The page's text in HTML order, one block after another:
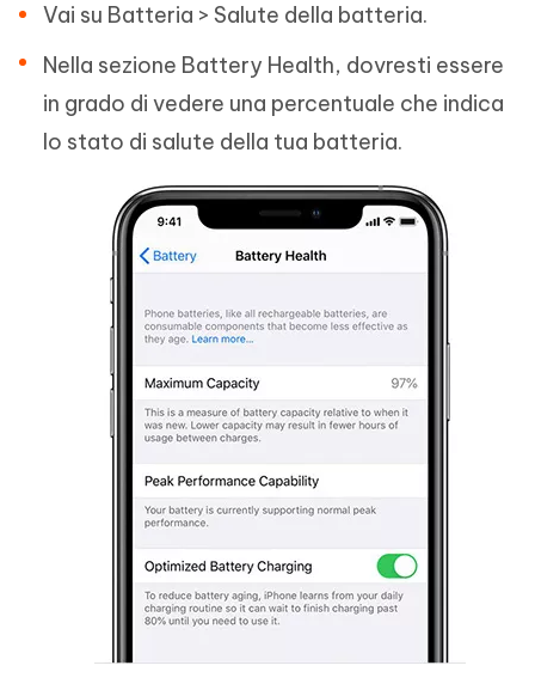
Vai su Batteria > Salute della batteria.
Nella sezione Battery Health, dovresti essere
in grado di vedere una percentuale che indica
lo stato di salute della tua batteria.